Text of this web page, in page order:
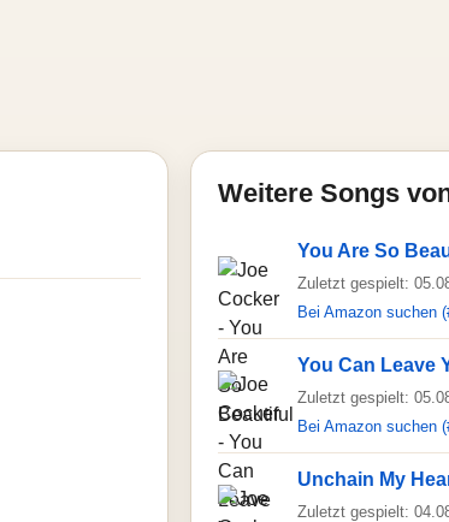
Weitere Songs
You Are So
Zuletzt gespielt:
Bei Amazon suchen
You Can Leave
Zuletzt gespielt:
Bei Amazon suchen
Unchain My
Zuletzt gespielt: